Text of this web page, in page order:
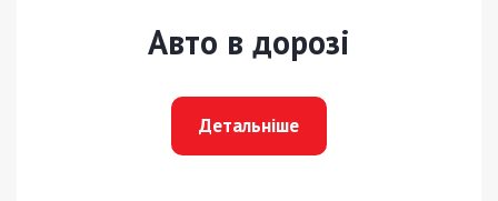
Авто в дорозі
Детальніше